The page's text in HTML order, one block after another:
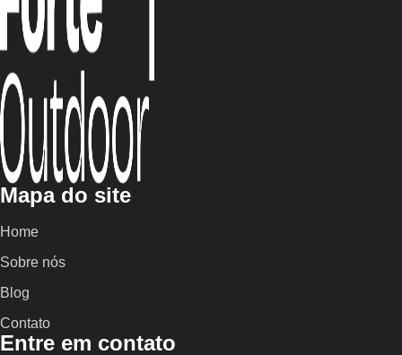
Mapa do site
Home
Sobre nós
Blog
Contato
Entre em contato